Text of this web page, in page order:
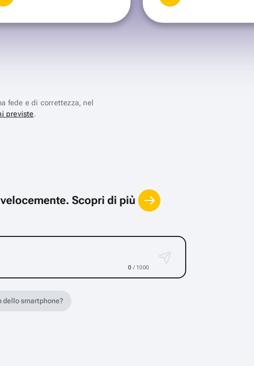
fede e di correttezza, nel
previste.
Scopri di più
0 / 1000
dello smartphone?